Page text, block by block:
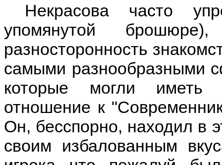
Некрасова часто
упомянутой
разносторонность
самыми разнообразными
которые могли иметь
отношение к
Он, бесспорно, находил в
своим избалованным